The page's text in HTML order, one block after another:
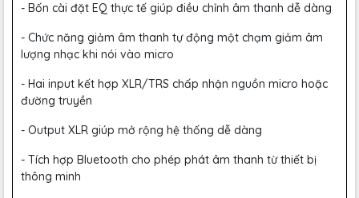
- Bốn cài đặt EQ thực tế giúp điều chỉnh âm thanh dễ dàng
- Chức năng giảm âm thanh tự động một chạm giảm âm
lượng nhạc khi nói vào micro
- Hai input kết hợp XLR/TRS chấp nhận nguồn micro hoặc
đường truyền
- Output XLR giúp mở rộng hệ thống dễ dàng
- Tích hợp Bluetooth cho phép phát âm thanh từ thiết bị
thông minh